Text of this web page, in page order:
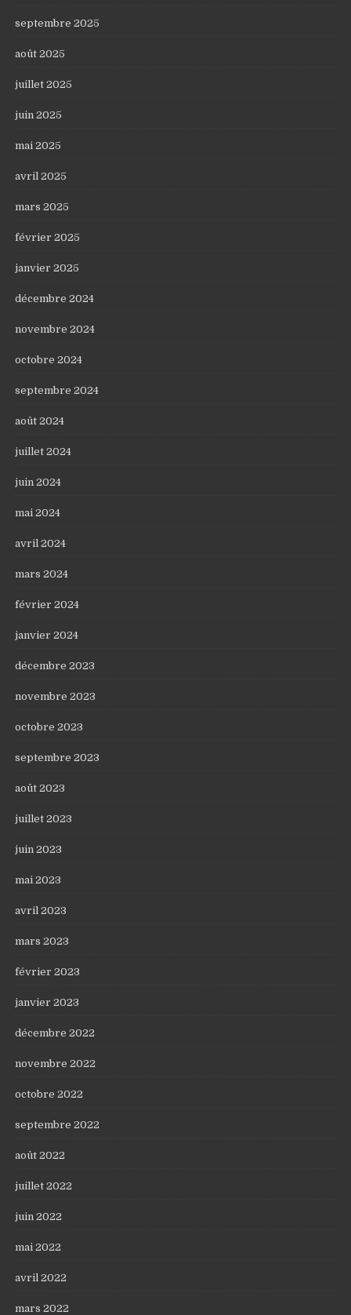
septembre 2025
août 2025
juillet 2025
juin 2025
mai 2025
avril 2025
mars 2025
février 2025
janvier 2025
décembre 2024
novembre 2024
octobre 2024
septembre 2024
août 2024
juillet 2024
juin 2024
mai 2024
avril 2024
mars 2024
février 2024
janvier 2024
décembre 2023
novembre 2023
octobre 2023
septembre 2023
août 2023
juillet 2023
juin 2023
mai 2023
avril 2023
mars 2023
février 2023
janvier 2023
décembre 2022
novembre 2022
octobre 2022
septembre 2022
août 2022
juillet 2022
juin 2022
mai 2022
avril 2022
mars 2022